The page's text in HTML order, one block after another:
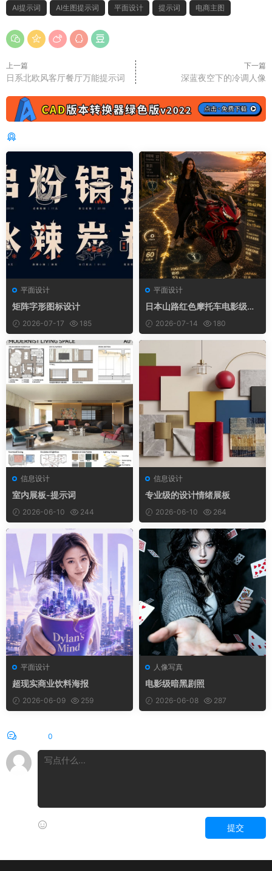
AI提示词 AI生图提示词 平面设计 提示词 电商主图
上一篇
日系北欧风客厅餐厅万能提示词
下一篇
深蓝夜空下的冷调人像
平面设计
矩阵字形图标设计
2026-07-17 185
平面设计
日本山路红色摩托车电影级冒
险旅行海报
2026-07-14 180
信息设计
室内展板-提示词
2026-06-10 244
信息设计
专业级的设计情绪展板
2026-06-10 264
平面设计
超现实商业饮料海报
2026-06-09 259
人像写真
电影级暗黑剧照
2026-06-08 287
0
提交